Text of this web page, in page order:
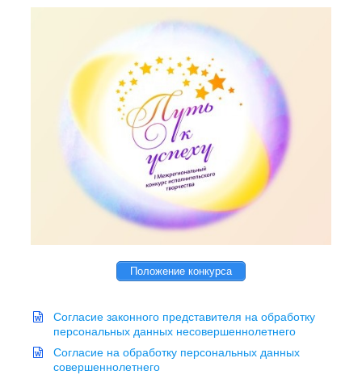
Положение конкурса
Согласие законного представителя на обработку
персональных данных несовершеннолетнего
Согласие на обработку персональных данных
совершеннолетнего